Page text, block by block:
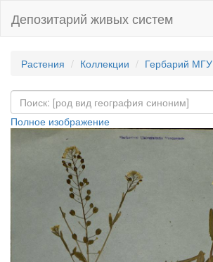
Депозитарий живых систем
Растения Коллекции Гербарий МГУ
Полное изображение